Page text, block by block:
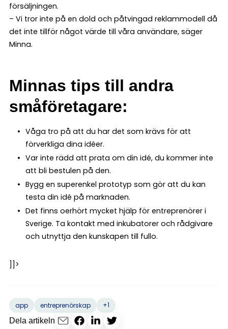
försäljningen.
– Vi tror inte på en dold och påtvingad reklammodell då
det inte tillför något värde till våra användare, säger
Minna.
Minnas tips till andra
småföretagare:
Våga tro på att du har det som krävs för att
förverkliga dina idéer.
Var inte rädd att prata om din idé, du kommer inte
att bli bestulen på den.
Bygg en superenkel prototyp som gör att du kan
testa din idé på marknaden.
Det finns oerhört mycket hjälp för entreprenörer i
Sverige. Ta kontakt med inkubatorer och rådgivare
och utnyttja den kunskapen till fullo.
]]>
app entreprenörskap
+1
Dela artikeln